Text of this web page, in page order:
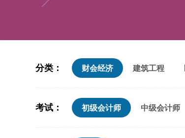
分类： 财会经济 建筑工程
考试： 初级会计师 中级会计师